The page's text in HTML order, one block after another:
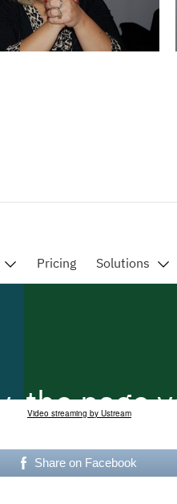
Video streaming by Ustream
Share on Facebook